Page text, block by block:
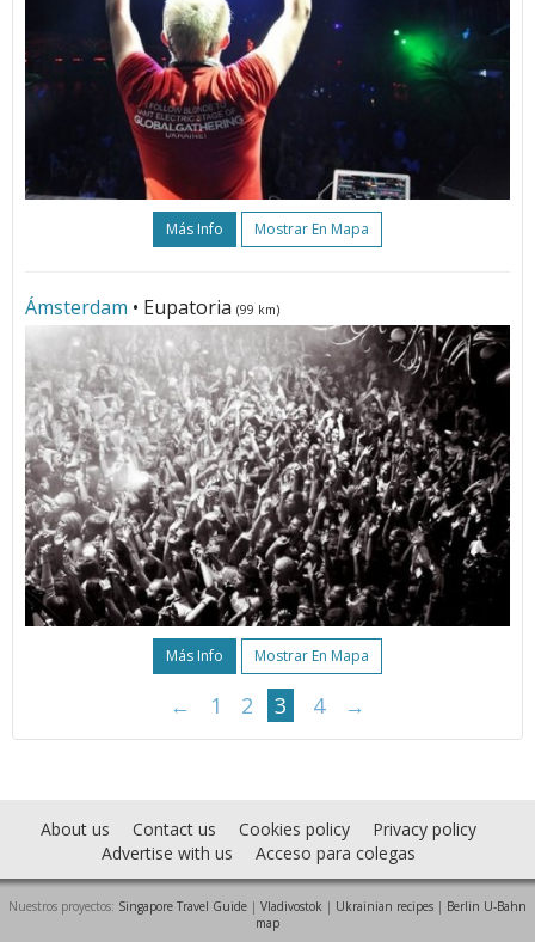
Más Info Mostrar En Mapa
Ámsterdam • Eupatoria (99 km)
Más Info Mostrar En Mapa
← 1 2 3 4 →
About us Contact us Cookies policy
Privacy policy
Advertise with us
Acceso para colegas
Nuestros proyectos: Singapore Travel Guide | Vladivostok | Ukrainian recipes | Berlin U-Bahn
map